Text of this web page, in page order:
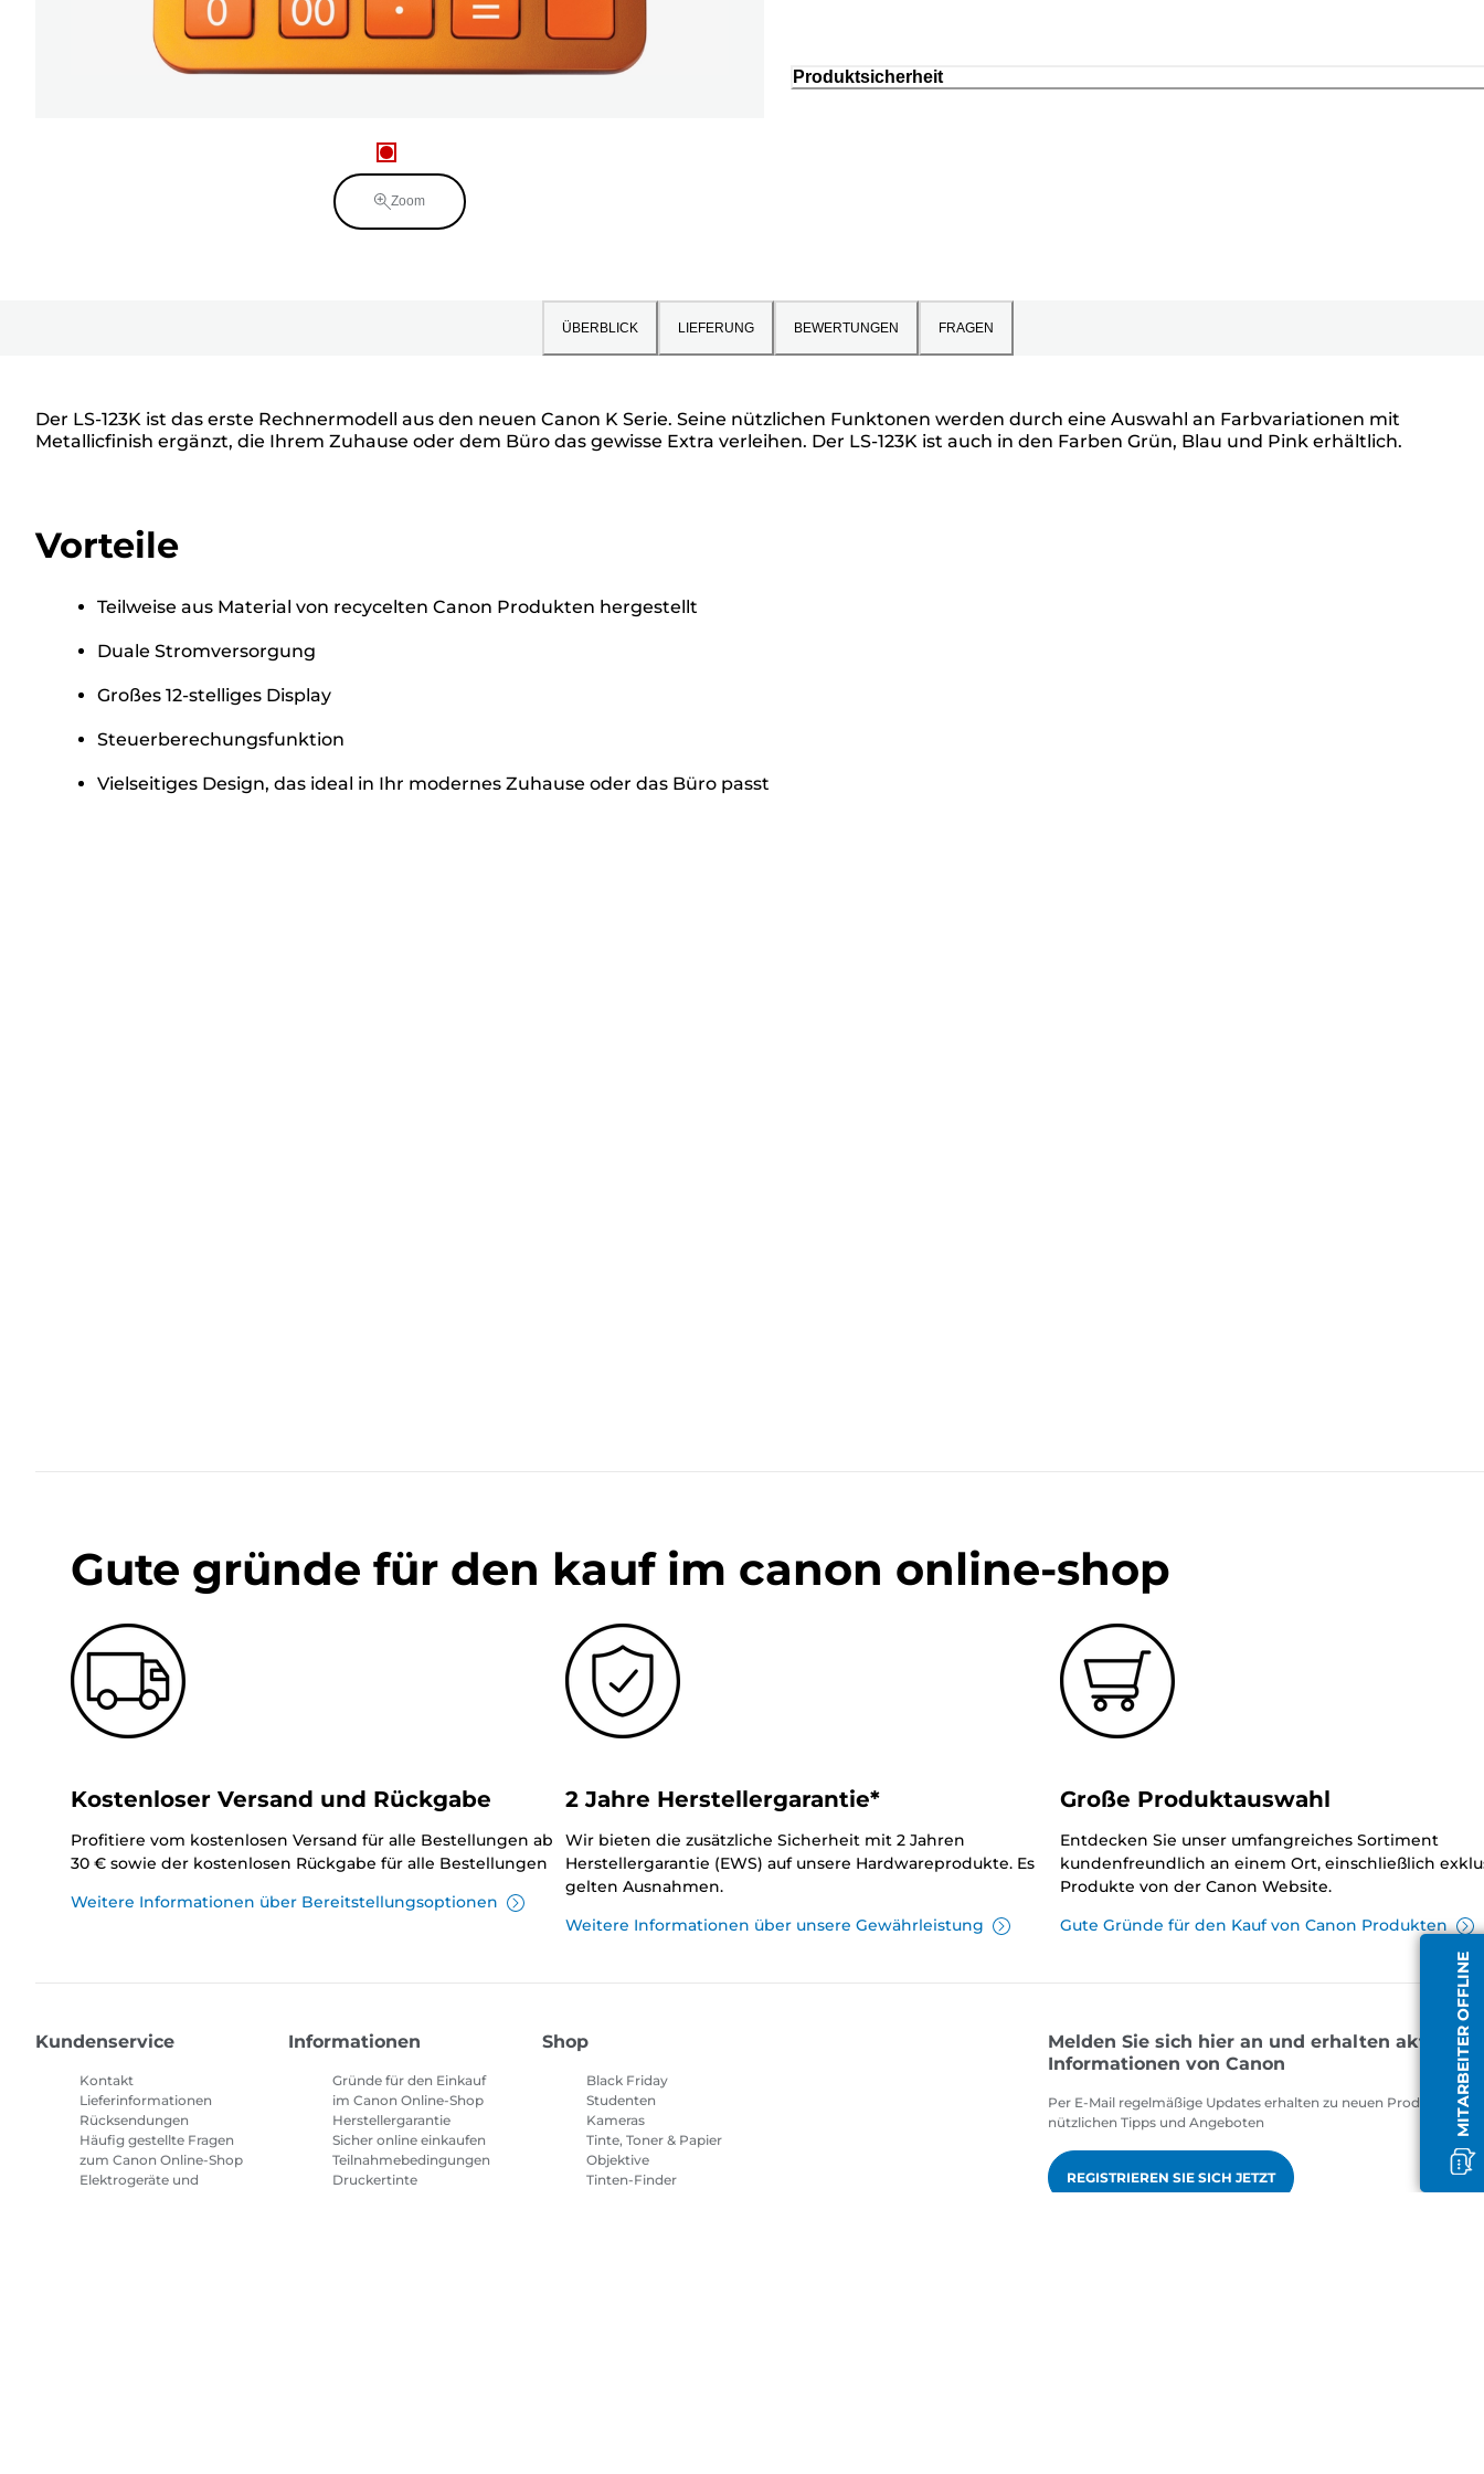
Zoom
Produktsicherheit
ÜBERBLICK LIEFERUNG BEWERTUNGEN FRAGEN
Der LS-123K ist das erste Rechnermodell aus den neuen Canon K Serie. Seine nützlichen Funktonen werden durch eine Auswahl an Farbvariationen mit
Metallicfinish ergänzt, die Ihrem Zuhause oder dem Büro das gewisse Extra verleihen. Der LS-123K ist auch in den Farben Grün, Blau und Pink erhältlich.
Vorteile
Teilweise aus Material von recycelten Canon Produkten hergestellt
Duale Stromversorgung
Großes 12-stelliges Display
Steuerberechungsfunktion
Vielseitiges Design, das ideal in Ihr modernes Zuhause oder das Büro passt
MITARBEITER OFFLINE
Gute gründe für den kauf im canon online-shop
Kostenloser Versand und Rückgabe
Profitiere vom kostenlosen Versand für alle Bestellungen ab
30 € sowie der kostenlosen Rückgabe für alle Bestellungen
Weitere Informationen über Bereitstellungsoptionen
2 Jahre Herstellergarantie*
Wir bieten die zusätzliche Sicherheit mit 2 Jahren
Herstellergarantie (EWS) auf unsere Hardwareprodukte. Es
gelten Ausnahmen.
Weitere Informationen über unsere Gewährleistung
Große Produktauswahl
Entdecken Sie unser umfangreiches Sortiment
kundenfreundlich an einem Ort, einschließlich
Produkte von der Canon Website.
Gute Gründe für den Kauf von Canon Produkten
Kundenservice
Kontakt
Lieferinformationen
Rücksendungen
Häufig gestellte Fragen
zum Canon Online-Shop
Elektrogeräte und
Informationen
Gründe für den Einkauf
im Canon Online-Shop
Herstellergarantie
Sicher online einkaufen
Teilnahmebedingungen
Druckertinte
Shop
Black Friday
Studenten
Kameras
Tinte, Toner & Papier
Objektive
Tinten-Finder
Melden Sie sich hier an und erhalten aktuelle
Informationen von Canon
Per E-Mail regelmäßige Updates erhalten zu neuen Produkten,
nützlichen Tipps und Angeboten
REGISTRIEREN SIE SICH JETZT